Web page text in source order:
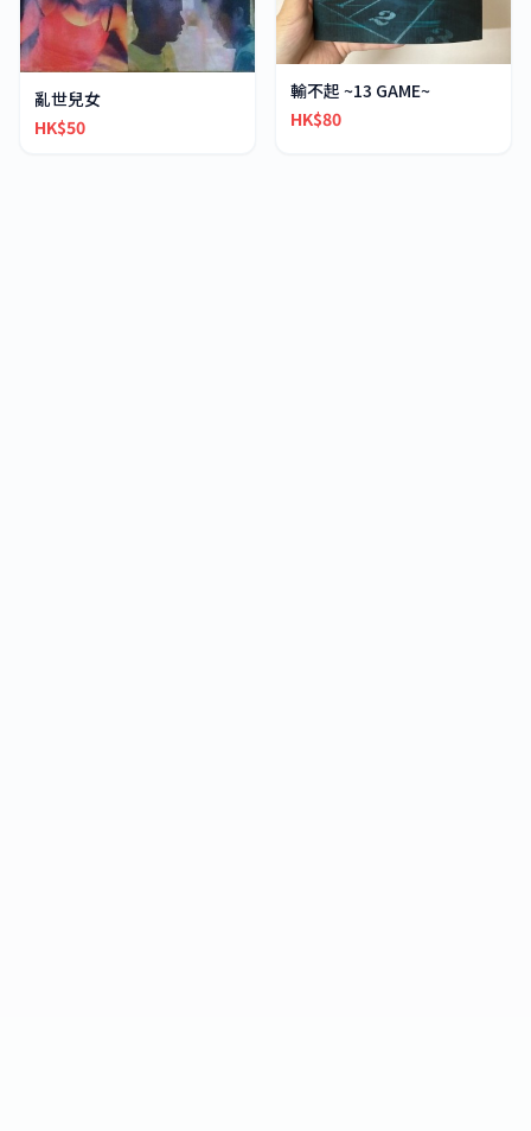
亂世兒女
HK$50
輸不起 ~13 GAME~
HK$80